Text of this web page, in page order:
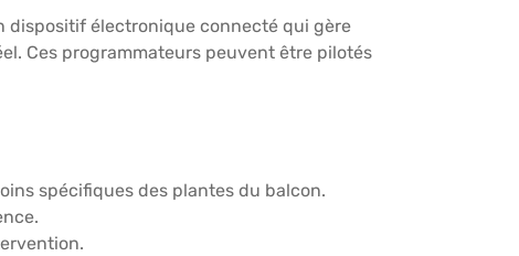
dispositif électronique connecté qui gère
Ces programmateurs peuvent être pilotés
spécifiques des plantes du balcon.